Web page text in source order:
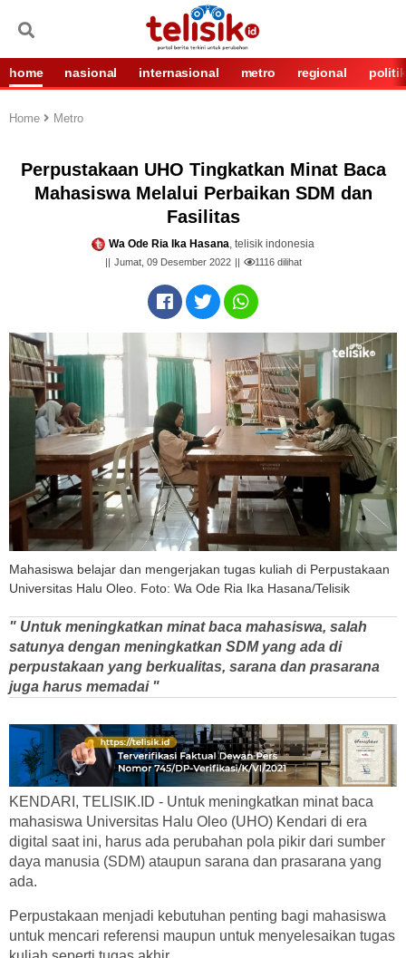
home nasional internasional metro regional politik
Home Metro
Perpustakaan UHO Tingkatkan Minat Baca
Mahasiswa Melalui Perbaikan SDM dan
Fasilitas
Wa Ode Ria Ika Hasana, telisik indonesia
Jumat, 09 Desember 2022 1116dilihat
Mahasiswa belajar dan mengerjakan tugas kuliah di Perpustakaan
Universitas Halu Oleo. Foto: Wa Ode Ria Ika Hasana/Telisik
" Untuk meningkatkan minat baca mahasiswa, salah
satunya dengan meningkatkan SDM yang ada di
perpustakaan yang berkualitas, sarana dan prasarana
juga harus memadai "
KENDARI, TELISIK.ID - Untuk meningkatkan minat baca
mahasiswa Universitas Halu Oleo (UHO) Kendari di era
digital saat ini, harus ada perubahan pola pikir dari sumber
daya manusia (SDM) ataupun sarana dan prasarana yang
ada.
Perpustakaan menjadi kebutuhan penting bagi mahasiswa
untuk mencari referensi maupun untuk menyelesaikan tugas